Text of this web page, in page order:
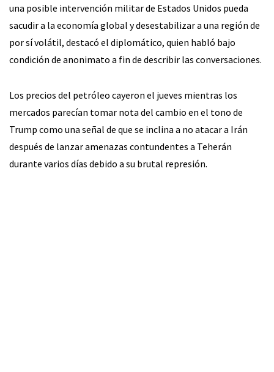
una posible intervención militar de Estados Unidos pueda
sacudir a la economía global y desestabilizar a una región de
por sí volátil, destacó el diplomático, quien habló bajo
condición de anonimato a fin de describir las conversaciones.
Los precios del petróleo cayeron el jueves mientras los
mercados parecían tomar nota del cambio en el tono de
Trump como una señal de que se inclina a no atacar a Irán
después de lanzar amenazas contundentes a Teherán
durante varios días debido a su brutal represión.